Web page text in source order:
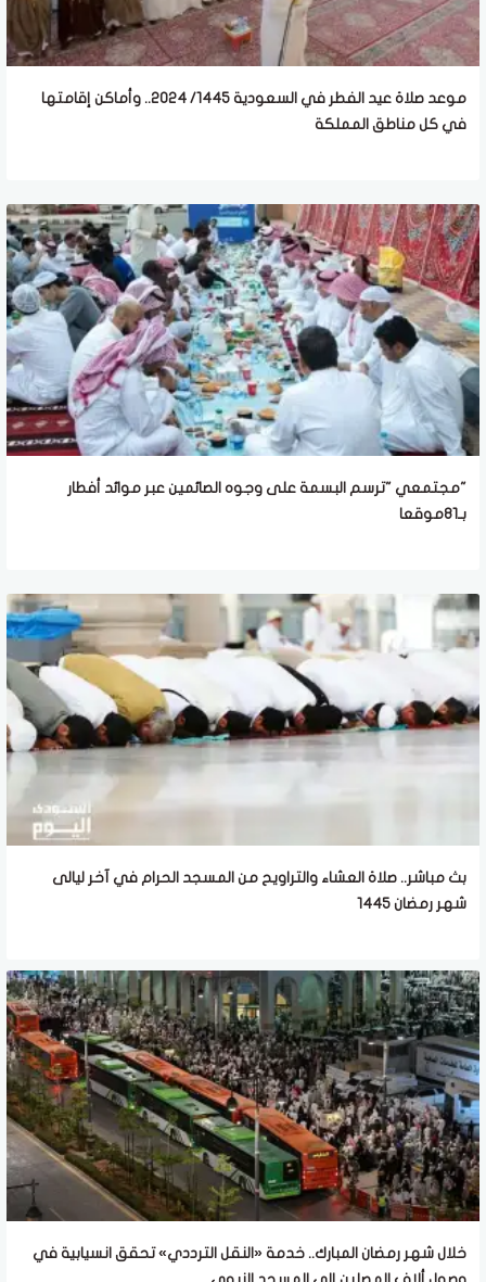
موعد صلاة عيد الفطر في السعودية 1445/ 2024.. وأماكن إقامتها
في كل مناطق المملكة
"مجتمعي "ترسم البسمة على وجوه الصائمين عبر موائد أفطار
بـ81موقعا
بث مباشر.. صلاة العشاء والتراويح من المسجد الحرام في آخر ليالى
شهر رمضان 1445
خلال شهر رمضان المبارك.. خدمة «النقل الترددي» تحقق انسيابية في